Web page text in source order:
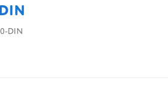
DIN